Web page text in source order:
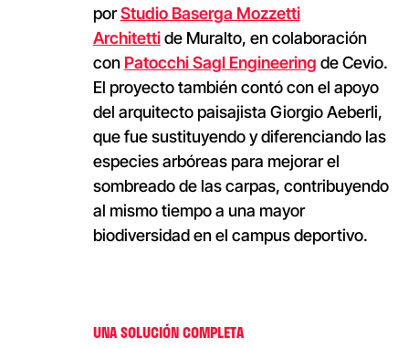
porStudio Baserga Mozzetti
Architettide Muralto, en colaboración
con Patocchi Sagl Engineering de Cevio.
El proyecto también contó con el apoyo
del arquitecto paisajista Giorgio Aeberli,
que fue sustituyendo y diferenciando las
especies arbóreas para mejorar el
sombreado de las carpas, contribuyendo
al mismo tiempo a una mayor
biodiversidad en el campus deportivo.
UNA SOLUCIÓN COMPLETA